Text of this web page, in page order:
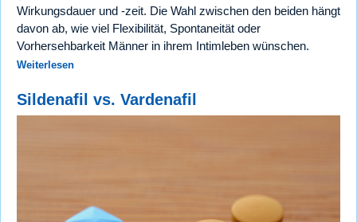
Wirkungsdauer und -zeit. Die Wahl zwischen den beiden hängt
davon ab, wie viel Flexibilität, Spontaneität oder
Vorhersehbarkeit Männer in ihrem Intimleben wünschen.
Weiterlesen
Sildenafil vs. Vardenafil